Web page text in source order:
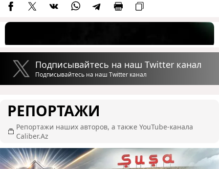
Подписывайтесь на наш Twitter канал
Подписывайтесь на наш Twitter канал
РЕПОРТАЖИ
Репортажи наших авторов, а также YouTube-канала
Caliber.Az